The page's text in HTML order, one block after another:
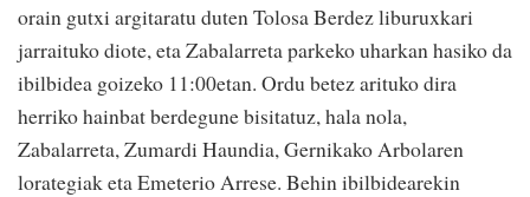
orain gutxi argitaratu duten Tolosa Berdez liburuxkari
jarraituko diote, eta Zabalarreta parkeko uharkan hasiko da
ibilbidea goizeko 11:00etan. Ordu betez arituko dira
herriko hainbat berdegune bisitatuz, hala nola,
Zabalarreta, Zumardi Haundia, Gernikako Arbolaren
lorategiak eta Emeterio Arrese. Behin ibilbidearekin